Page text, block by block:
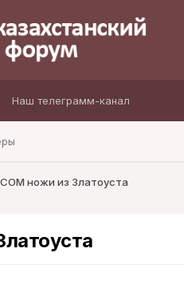
Наш телеграмм-канал
ножи из Златоуста